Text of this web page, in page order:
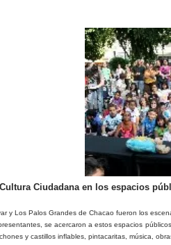
Ciudadana en los espacios
y Los Palos Grandes de Chacao fueron los
se acercaron a estos espacios
y castillos inflables, pintacaritas, música,